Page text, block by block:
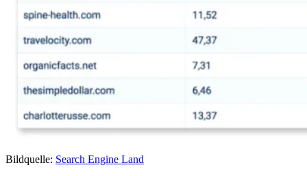
Bildquelle: Search Engine Land